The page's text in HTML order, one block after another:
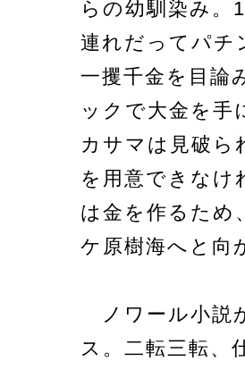
らの幼馴染み
連れだってパチ
一攫千金を目論
ックで大金を手
カサマは見破ら
を用意できなけ
は金を作るため
ケ原樹海へと
ノワール小説
ス。二転三転、